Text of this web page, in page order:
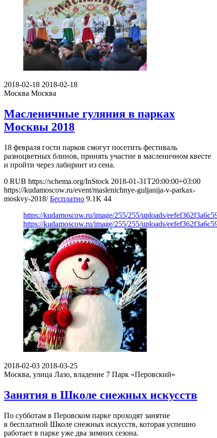
2018-02-18 2018-02-18
Москва Москва
Масленичные гуляния в парках
Москвы 2018
18 февраля гости парков смогут посетить фестиваль
разноцветных блинов, принять участие в масленичном квесте
и пройти через лабиринт из сена.
0 RUB https://schema.org/InStock 2018-01-31T20:00:00+03:00
https://kudamoscow.ru/event/maslenichnye-guljanija-v-parkax-
moskvy-2018/ Бесплатно 9.1K 44
https://kudamoscow.ru/image/255/255/uploads/
https://kudamoscow.ru/image/255/255/uploads/
2018-02-03 2018-03-25
Москва, улица Лазо, владение 7 Парк «Перовский»
Занятия в Школе снежных искусств
По субботам в Перовском парке проходят занятие
в бесплатной Школе снежных искусств, которая успешно
работает в парке уже два зимних сезона.